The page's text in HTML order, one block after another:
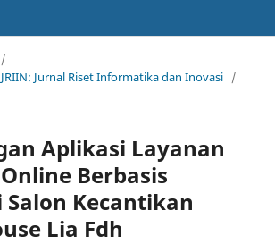
/
Jurnal Riset Informatika dan Inovasi /
Aplikasi Layanan
Berbasis
Salon Kecantikan
Lia Fdh